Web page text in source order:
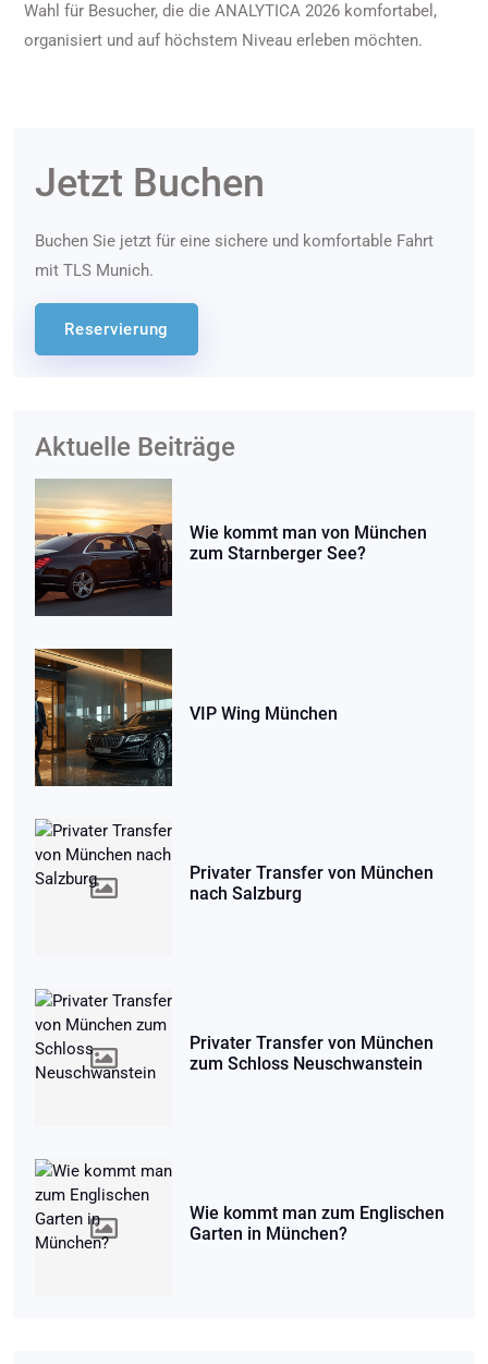
Wahl für Besucher, die die ANALYTICA 2026 komfortabel,
organisiert und auf höchstem Niveau erleben möchten.
Jetzt Buchen
Buchen Sie jetzt für eine sichere und komfortable Fahrt
mit TLS Munich.
Reservierung
Aktuelle Beiträge
Wie kommt man von München
zum Starnberger See?
VIP Wing München
Privater Transfer von München
nach Salzburg
Privater Transfer von München
zum Schloss Neuschwanstein
Wie kommt man zum Englischen
Garten in München?